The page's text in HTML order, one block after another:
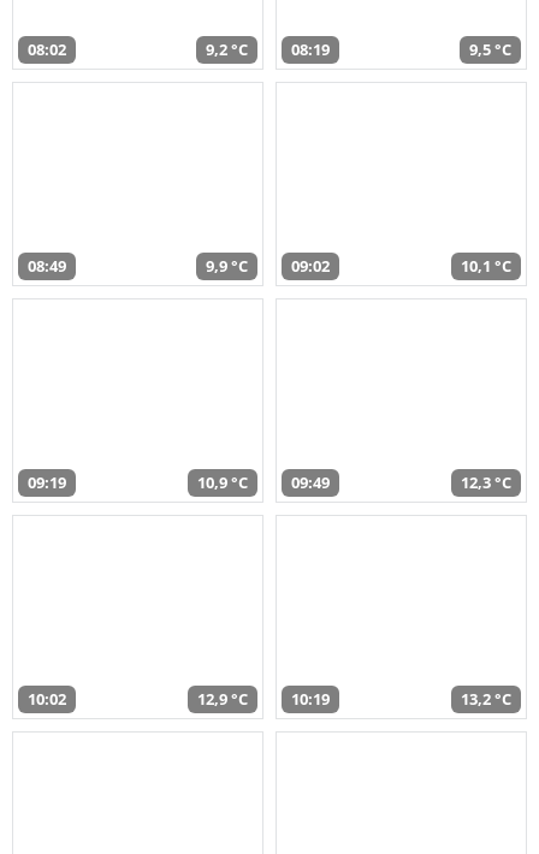
08:02 9,2 °C 08:19 9,5 °C
08:49 9,9 °C 09:02 10,1 °C
09:19 10,9 °C 09:49 12,3 °C
10:02 12,9 °C 10:19 13,2 °C